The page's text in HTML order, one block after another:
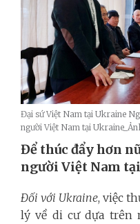
Đại sứ Việt Nam tại Ukraine
người Việt Nam tại
Để thúc đẩy hơn
người Việt Nam
Đối với Ukraine, việc
lý về di cư dựa trên